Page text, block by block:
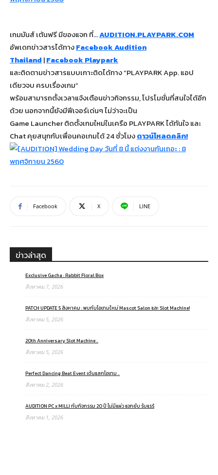
เกมมันส์ เต้นฟรี มีของแจก ที่…AUDITION.PLAYPARK.COM
อัพเดทข่าวสารได้ทางFacebook Audition
Thailand |Facebook Playpark
และติดตามข่าวสารแบบเกาะติดได้ทาง “PLAYPARK App. แอป
เดียวจบ ครบเรื่องเกม”
พร้อมสามารถตั้งเวลาแจ้งเตือนข่าวกิจกรรม, โปรโมชั่นที่สนใจได้อีก
ด้วย นอกจากนี้ยังมีฟีเจอร์เด่นๆ ไม่ว่าจะเป็น
Game Launcher ติดตั้งเกมใหม่ในเครือ PLAYPARK ได้ทันใจ และ
Chat คุยสนุกกับเพื่อนคอเกมได้ 24 ชั่วโมงดาวน์โหลดคลิก!
Facebook X LINE
ข่าวล่าสุด
Exclusive Gacha : Rabbit Floral Box
สิงหาคม 7, 2026
PATCH UPDATE 5 สิงหาคม : พบกับไอเทมใหม่ Mascot Salon และ Slot Machine!
สิงหาคม 5, 2026
20th Anniversary Slot Machine ..
สิงหาคม 5, 2026
Perfect Dancing Beat Event เต้นแลกไอเทม ..
สิงหาคม 2, 2026
AUDITION PC x MILLI กับกิจกรรม 20 ปี ไม่มีแผ่ว แจกยับ รับแรร์
สิงหาคม 1, 2026